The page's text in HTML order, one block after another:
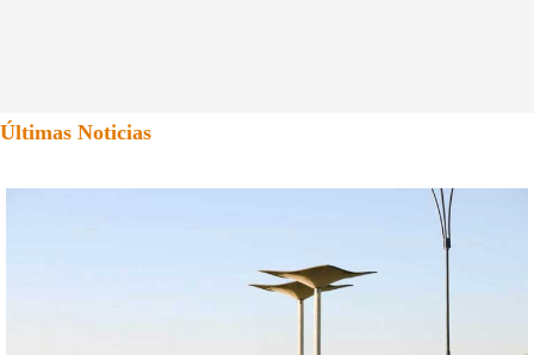
Últimas Noticias